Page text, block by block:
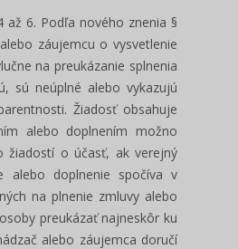
až 6. Podľa nového znenia §
záujemcu o vysvetlenie
na preukázanie splnenia
sú neúplné alebo vykazujú
Žiadosť obsahuje
alebo doplnením možno
žiadostí o účasť, ak verejný
alebo doplnenie spočíva v
na plnenie zmluvy alebo
preukázať najneskôr ku
alebo záujemca doručí